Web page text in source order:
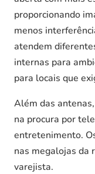
proporcionando
menos
atendem
internas para
para locais que
Além das
na procura por
entretenimento.
nas megalojas da
varejista.